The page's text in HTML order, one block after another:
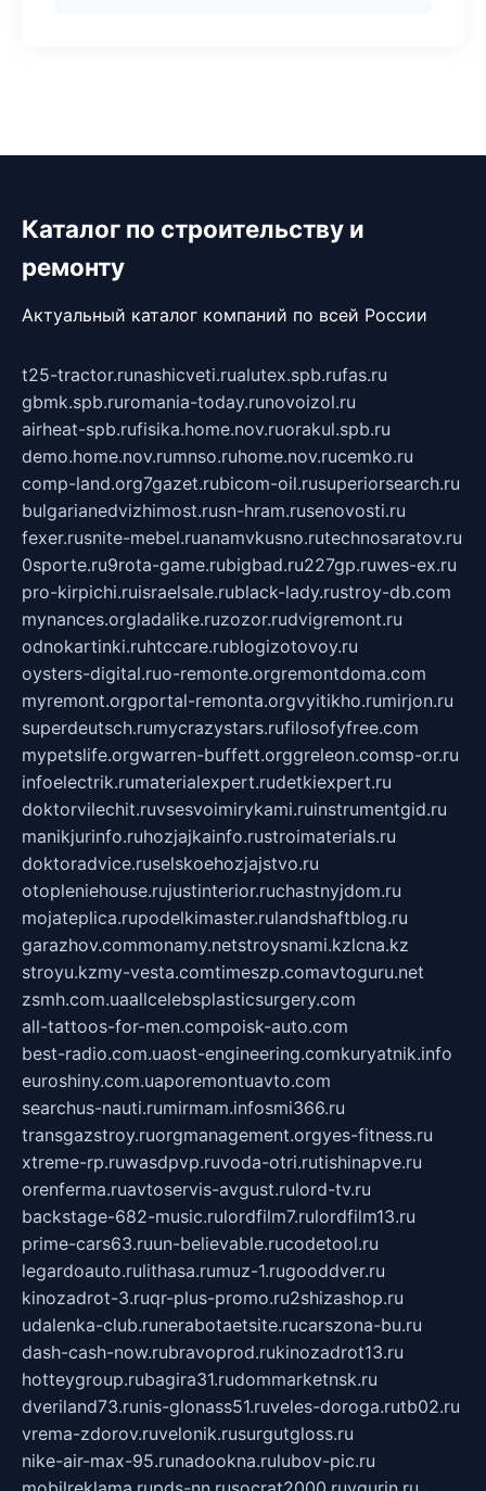
Каталог по строительству и
ремонту
Актуальный каталог компаний по всей России
t25-tractor.runashicveti.rualutex.spb.rufas.ru
gbmk.spb.ruromania-today.runovoizol.ru
airheat-spb.rufisika.home.nov.ruorakul.spb.ru
demo.home.nov.rumnso.ruhome.nov.rucemko.ru
comp-land.org7gazet.rubicom-oil.rusuperiorsearch.ru
bulgarianedvizhimost.rusn-hram.rusenovosti.ru
fexer.rusnite-mebel.ruanamvkusno.rutechnosaratov.ru
0sporte.ru9rota-game.rubigbad.ru227gp.ruwes-ex.ru
pro-kirpichi.ruisraelsale.rublack-lady.rustroy-db.com
mynances.orgladalike.ruzozor.rudvigremont.ru
odnokartinki.ruhtccare.rublogizotovoy.ru
oysters-digital.ruo-remonte.orgremontdoma.com
myremont.orgportal-remonta.orgvyitikho.rumirjon.ru
superdeutsch.rumycrazystars.rufilosofyfree.com
mypetslife.orgwarren-buffett.orggreleon.comsp-or.ru
infoelectrik.rumaterialexpert.rudetkiexpert.ru
doktorvilechit.ruvsesvoimirykami.ruinstrumentgid.ru
manikjurinfo.ruhozjajkainfo.rustroimaterials.ru
doktoradvice.ruselskoehozjajstvo.ru
otopleniehouse.rujustinterior.ruchastnyjdom.ru
mojateplica.rupodelkimaster.rulandshaftblog.ru
garazhov.commonamy.netstroysnami.kzlcna.kz
stroyu.kzmy-vesta.comtimeszp.comavtoguru.net
zsmh.com.uaallcelebsplasticsurgery.com
all-tattoos-for-men.compoisk-auto.com
best-radio.com.uaost-engineering.comkuryatnik.info
euroshiny.com.uaporemontuavto.com
searchus-nauti.rumirmam.infosmi366.ru
transgazstroy.ruorgmanagement.orgyes-fitness.ru
xtreme-rp.ruwasdpvp.ruvoda-otri.rutishinapve.ru
orenferma.ruavtoservis-avgust.rulord-tv.ru
backstage-682-music.rulordfilm7.rulordfilm13.ru
prime-cars63.ruun-believable.rucodetool.ru
legardoauto.rulithasa.rumuz-1.rugooddver.ru
kinozadrot-3.ruqr-plus-promo.ru2shizashop.ru
udalenka-club.runerabotaetsite.rucarszona-bu.ru
dash-cash-now.rubravoprod.rukinozadrot13.ru
hotteygroup.rubagira31.rudommarketnsk.ru
dveriland73.runis-glonass51.ruveles-doroga.rutb02.ru
vrema-zdorov.ruvelonik.rusurgutgloss.ru
nike-air-max-95.runadookna.rulubov-pic.ru